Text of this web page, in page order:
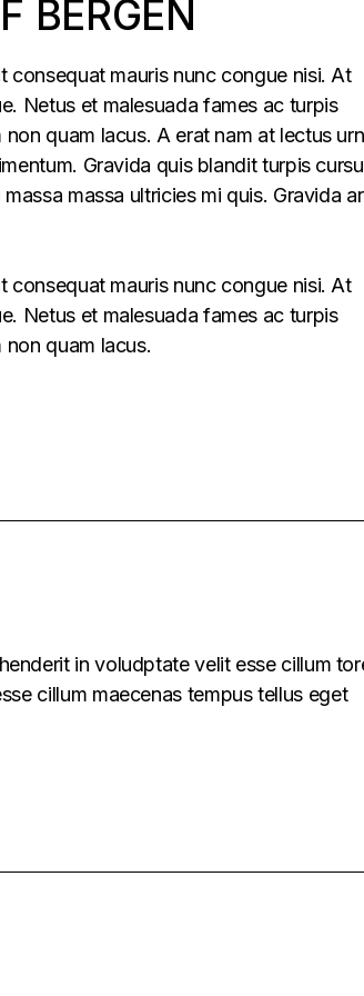
BERGEN
consequat mauris nunc congue nisi. At
Netus et malesuada fames ac turpis
quam lacus. A erat nam at lectus
Gravida quis blandit turpis
massa ultricies mi quis. Gravida
consequat mauris nunc congue nisi. At
Netus et malesuada fames ac turpis
quam lacus.
in voludptate velit esse cillum
cillum maecenas tempus tellus eget